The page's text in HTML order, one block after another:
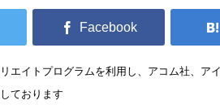
エイトプログラムを利用し、アコム社、ア
ております